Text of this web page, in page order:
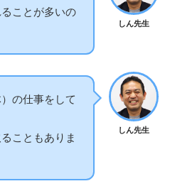
しん先生
ことが多いの
しん先生
の仕事をして
こともありま